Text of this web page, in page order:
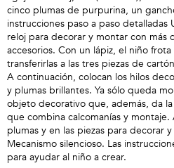
cinco plumas de purpurina, un
instrucciones paso a paso
reloj para decorar y montar con más
accesorios. Con un lápiz, el niño frota
transferirlas a las tres piezas de
A continuación, colocan los hilos
y plumas brillantes. Ya sólo queda
objeto decorativo que, además, da
que combina calcomanías y
plumas y en las piezas para decorar
Mecanismo silencioso. Las
para ayudar al niño a crear.